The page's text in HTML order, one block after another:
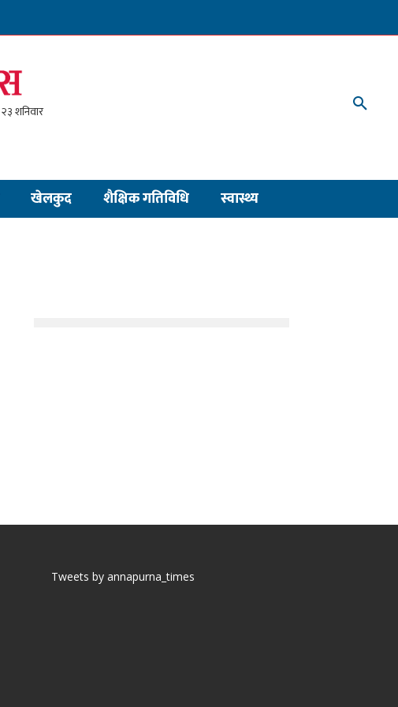
खेलकुद शैक्षिक गतिविधि स्वास्थ्य
Tweets by annapurna_times